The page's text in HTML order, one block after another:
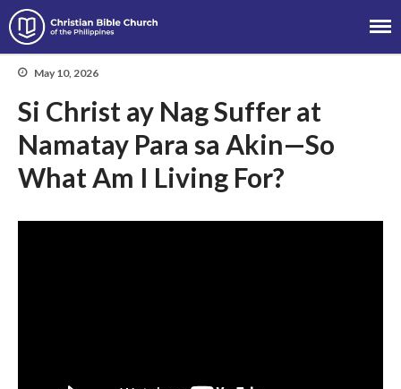
About
Team
Locations
Ministries
Christian Bible Church of the
May 10, 2026
Si Christ ay Nag Suffer at
Namatay Para sa Akin—So
What Am I Living For?